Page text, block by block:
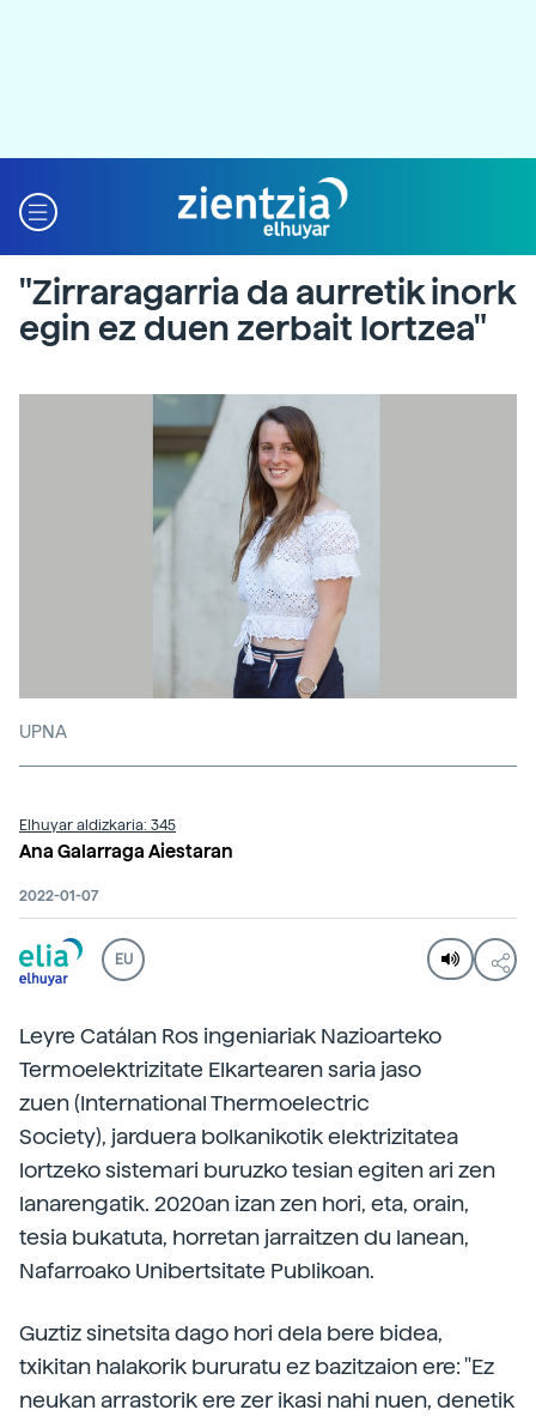
"Zirraragarria da aurretik inork
egin ez duen zerbait lortzea"
UPNA
Elhuyar aldizkaria: 345
Ana Galarraga Aiestaran
2022-01-07
EU
Leyre Catálan Ros ingeniariak Nazioarteko
Termoelektrizitate Elkartearen saria jaso
zuen (International Thermoelectric
Society), jarduera bolkanikotik elektrizitatea
lortzeko sistemari buruzko tesian egiten ari zen
lanarengatik. 2020an izan zen hori, eta, orain,
tesia bukatuta, horretan jarraitzen du lanean,
Nafarroako Unibertsitate Publikoan.
Guztiz sinetsita dago hori dela bere bidea,
txikitan halakorik bururatu ez bazitzaion ere: "Ez
neukan arrastorik ere zer ikasi nahi nuen, denetik